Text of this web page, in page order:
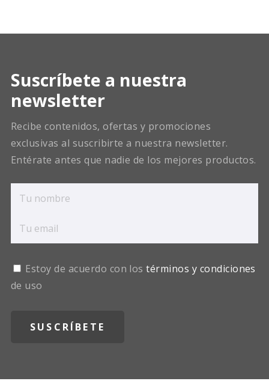
Suscríbete a nuestra
newsletter
Recibe contenidos, ofertas y promociones
exclusivas al suscribirte a nuestra newsletter.
Entérate antes que nadie de los mejores productos.
Estoy de acuerdo con lostérminos y condiciones
de uso